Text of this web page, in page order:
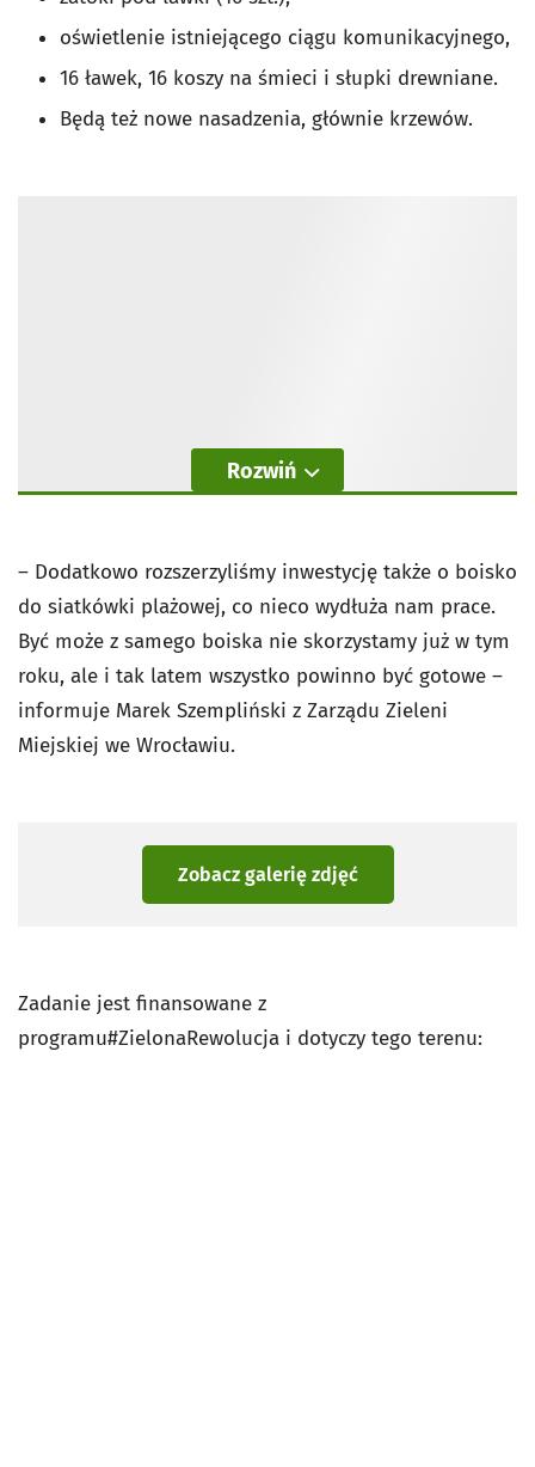
oświetlenie istniejącego ciągu komunikacyjnego,
16 ławek, 16 koszy na śmieci i słupki drewniane.
Będą też nowe nasadzenia, głównie krzewów.
Rozwiń
– Dodatkowo rozszerzyliśmy inwestycję także o boisko
do siatkówki plażowej, co nieco wydłuża nam prace.
Być może z samego boiska nie skorzystamy już w tym
roku, ale i tak latem wszystko powinno być gotowe –
informuje Marek Szempliński z Zarządu Zieleni
Miejskiej we Wrocławiu.
Zobacz galerię zdjęć
Zadanie jest finansowane z
programu#ZielonaRewolucja i dotyczy tego terenu: